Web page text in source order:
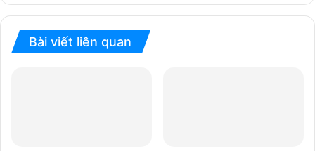
Bài viết liên quan